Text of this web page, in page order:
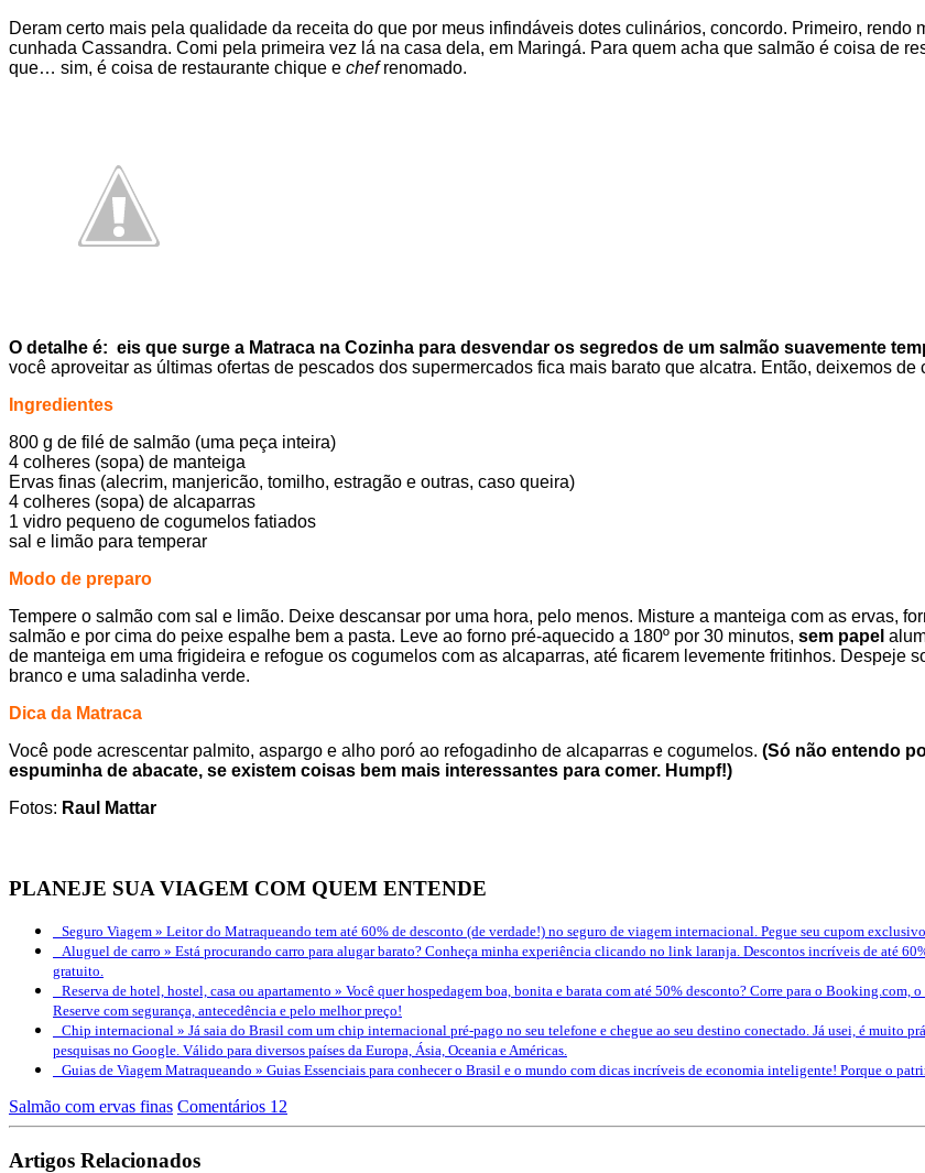
Deram certo mais pela qualidade da receita do que por meus infindáveis dotes culinários, concordo. Primeiro, rendo
cunhada Cassandra. Comi pela primeira vez lá na casa dela, em Maringá. Para quem acha que salmão é coisa de
que… sim, é coisa de restaurante chique e chefrenomado.
O detalhe é: eis que surge a Matraca na Cozinha para desvendar os segredos de um salmão suavemente
você aproveitar as últimas ofertas de pescados dos supermercados fica mais barato que alcatra. Então, deixemos
Ingredientes
800 g de filé de salmão (uma peça inteira)
4 colheres (sopa) de manteiga
Ervas finas (alecrim, manjericão, tomilho, estragão e outras, caso queira)
4 colheres (sopa) de alcaparras
1 vidro pequeno de cogumelos fatiados
sal e limão para temperar
Modo de preparo
Tempere o salmão com sal e limão. Deixe descansar por uma hora, pelo menos. Misture a manteiga com as ervas,
salmão e por cima do peixe espalhe bem a pasta. Leve ao forno pré-aquecido a 180º por 30 minutos, sem papel
de manteiga em uma frigideira e refogue os cogumelos com as alcaparras, até ficarem levemente fritinhos. Despeje
branco e uma saladinha verde.
Dica da Matraca
Você pode acrescentar palmito, aspargo e alho poró ao refogadinho de alcaparras e cogumelos. (Só não entendo
espuminha de abacate, se existem coisas bem mais interessantes para comer. Humpf!)
Fotos: Raul Mattar
PLANEJE SUA VIAGEM COM QUEM ENTENDE
Seguro Viagem » Leitor do Matraqueando tem até 60% de desconto (de verdade!) no seguro de viagem internacional. Pegue seu cupom
Aluguel de carro » Está procurando carro para alugar barato? Conheça minha experiência clicando no link laranja. Descontos incríveis de até
gratuito.
Reserva de hotel, hostel, casa ou apartamento » Você quer hospedagem boa, bonita e barata com até 50% desconto? Corre para o
Reserve com segurança, antecedência e pelo melhor preço!
Chip internacional » Já saia do Brasil com um chip internacional pré-pago no seu telefone e chegue ao seu destino conectado. Já usei, é muito
pesquisas no Google. Válido para diversos países da Europa, Ásia, Oceania e Américas.
Guias de Viagem Matraqueando » Guias Essenciais para conhecer o Brasil e o mundo com dicas incríveis de economia inteligente! Porque o
Salmão com ervas finas Comentários 12
Artigos Relacionados